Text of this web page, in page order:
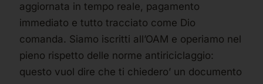
aggiornata in tempo reale, pagamento
immediato e tutto tracciato come Dio
comanda. Siamo iscritti all’OAM e operiamo nel
pieno rispetto delle norme antiriciclaggio:
questo vuol dire che ti chiedero’ un documento